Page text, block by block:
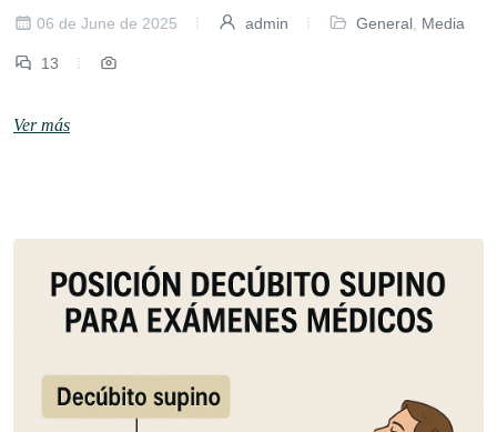
06 de June de 2025 admin General Media
13
Ver más